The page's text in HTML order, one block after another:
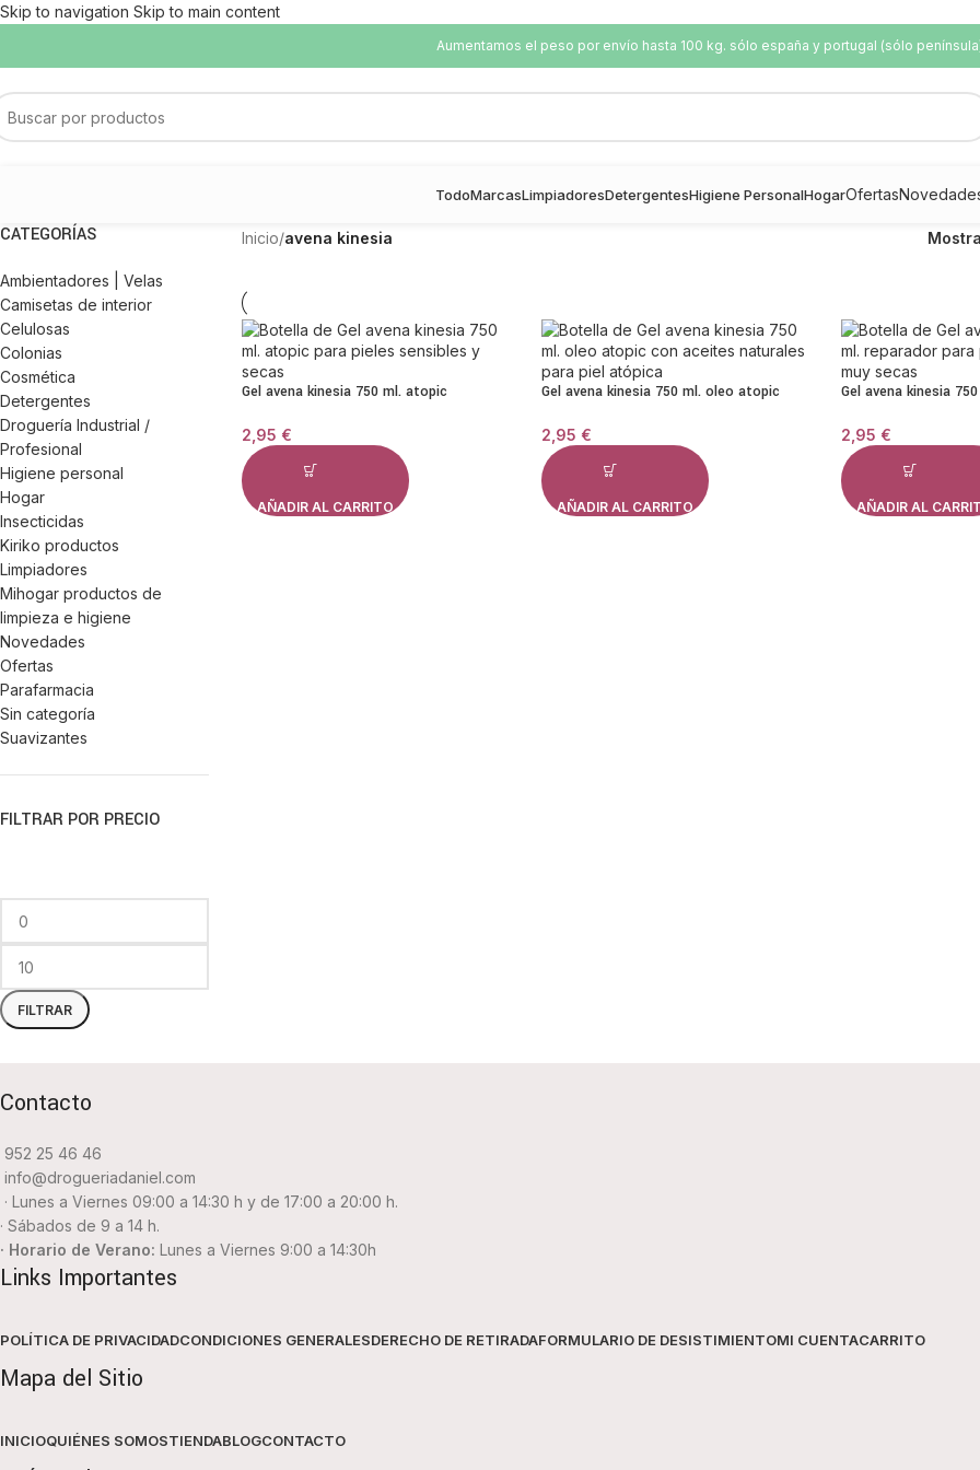
Skip to navigation Skip to main content
Aumentamos el peso por envío hasta 100 kg. sólo españa y portugal (sólo
TodoMarcasLimpiadoresDetergentesHigiene PersonalHogarOfertas
CATEGORÍAS
Ambientadores | Velas
Camisetas de interior
Celulosas
Colonias
Cosmética
Detergentes
Droguería Industrial /
Profesional
Higiene personal
Hogar
Insecticidas
Kiriko productos
Limpiadores
Mihogar productos de
limpieza e higiene
Novedades
Ofertas
Parafarmacia
Sin categoría
Suavizantes
FILTRAR POR PRECIO
FILTRAR
Inicio/avena kinesia
Gel avena kinesia 750 ml. atopic
2,95 €
AÑADIR AL CARRITO
Gel avena kinesia 750 ml. oleo atopic
2,95 €
AÑADIR AL CARRITO
Gel avena kinesia
2,95 €
AÑADIR AL
Contacto
952 25 46 46
info@drogueriadaniel.com
· Lunes a Viernes 09:00 a 14:30 h y de 17:00 a 20:00 h.
· Sábados de 9 a 14 h.
· Horario de Verano: Lunes a Viernes 9:00 a 14:30h
Links Importantes
POLÍTICA DE PRIVACIDADCONDICIONES GENERALESDERECHO DE RETIRADAFORMULARIO DE DESISTIMIENTOMI CUENTACARRITO
Mapa del Sitio
INICIOQUIÉNES SOMOSTIENDABLOGCONTACTO